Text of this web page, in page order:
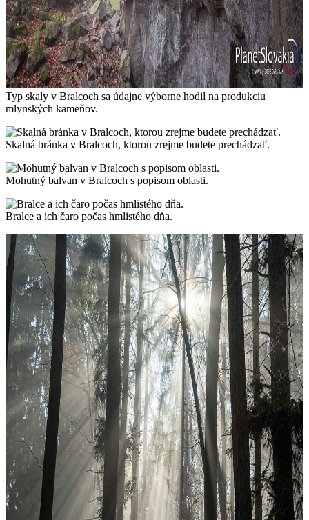
Typ skaly v Bralcoch sa údajne výborne hodil na produkciu
mlynských kameňov.
Skalná bránka v Bralcoch, ktorou zrejme budete prechádzať.
Mohutný balvan v Bralcoch s popisom oblasti.
Bralce a ich čaro počas hmlistého dňa.